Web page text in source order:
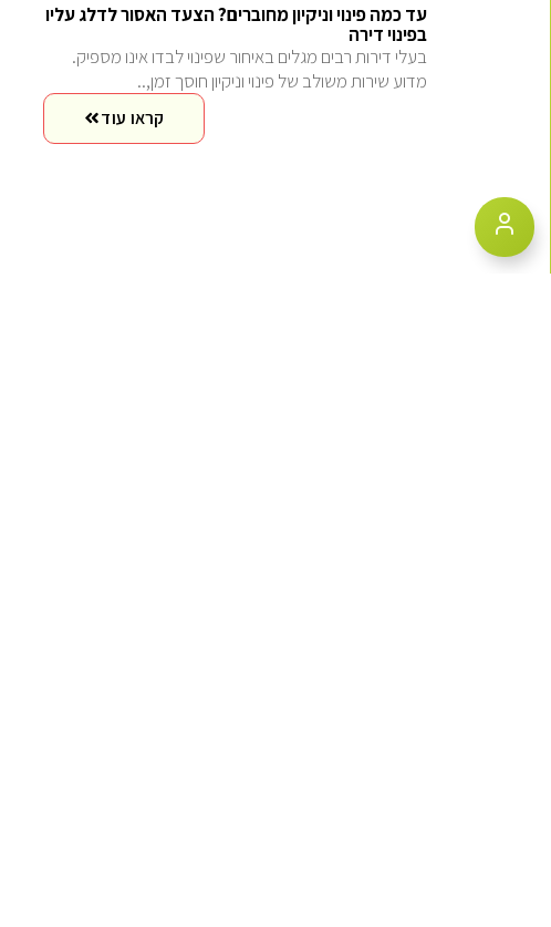
עד כמה פינוי וניקיון מחוברים? הצעד האסור לדלג עליו
בפינוי דירה
בעלי דירות רבים מגלים באיחור שפינוי לבדו אינו מספיק.
מדוע שירות משולב של פינוי וניקיון חוסך זמן,..
קראו עוד